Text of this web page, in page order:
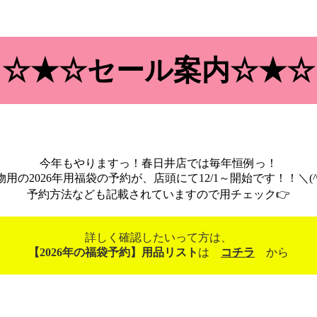
☆★☆セール案内☆★☆
今年もやりますっ！春日井店では毎年恒例っ！
用の2026年用福袋の予約が、店頭にて12/1～開始です！！＼
予約方法なども記載されていますので用チェック👉️
詳しく確認したいって方は、
【2026年の福袋予約】用品リスト は コチラ から